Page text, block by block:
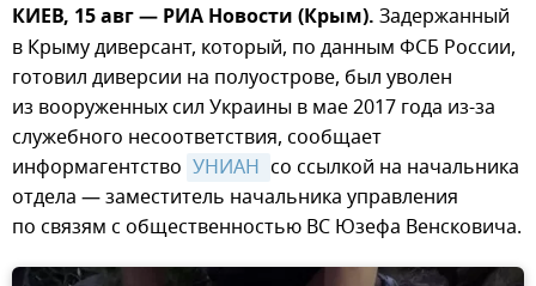
КИЕВ, 15 авг — РИА Новости (Крым). Задержанный
в Крыму диверсант, который, по данным ФСБ России,
готовил диверсии на полуострове, был уволен
из вооруженных сил Украины в мае 2017 года из-за
служебного несоответствия, сообщает
информагентство УНИАН со ссылкой на начальника
отдела — заместитель начальника управления
по связям с общественностью ВС Юзефа Венсковича.